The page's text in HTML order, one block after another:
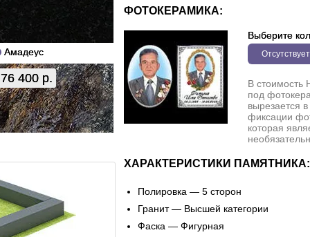
Амадеус
76 400 р.
ФОТОКЕРАМИКА:
Выберите
Отсутствует
В стоимость
под
вырезается
фиксации
которая
ХАРАКТЕРИСТИКИ ПАМЯТНИКА:
Полировка — 5 сторон
Гранит — Высшей категории
Фаска — Фигурная